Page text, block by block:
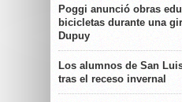
Poggi anunció obras
bicicletas durante una
Dupuy
Los alumnos de San
tras el receso invernal